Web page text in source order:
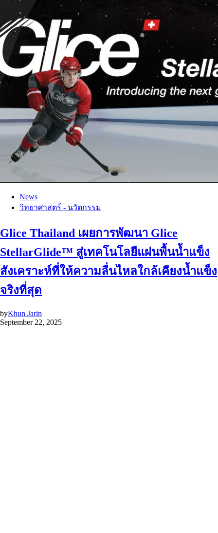
News
วิทยาศาสตร์ - นวัตกรรม
Glice Thailand เผยการพัฒนา Glice
StellarGlide™ สู่เทคโนโลยีแผ่นพื้นน้ำแข็ง
สังเคราะห์ที่ให้ความลื่นไหลใกล้เคียงน้ำแข็ง
จริงที่สุด
byKhun Jarin
September 22, 2025